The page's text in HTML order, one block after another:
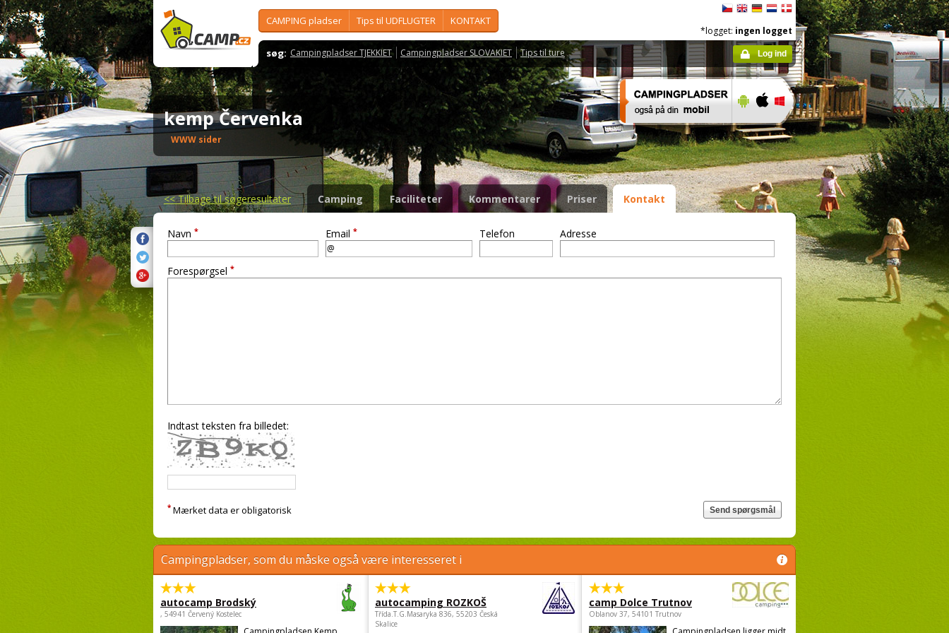
CAMPING pladser Tips til UDFLUGTER KONTAKT
søg: Campingpladser TJEKKIET Campingpladser SLOVAKIET Tips til ture
*logget: ingen logget
Log ind
kemp Červenka
WWW sider
<<Tilbage til søgeresultater Camping Faciliteter Kommentarer Priser Kontakt
Navn * Email * Telefon Adresse
Forespørgsel *
Indtast teksten fra billedet:
* Mærket data er obligatorisk
Campingpladser, som du måske også være interesseret i
autocamp Brodský
, 54941 Červený Kostelec
autocamping ROZKOŠ
Třída.T.G.Masaryka 836, 55203 Česká
Skalice
camp Dolce Trutnov
Oblanov 37, 54101 Trutnov